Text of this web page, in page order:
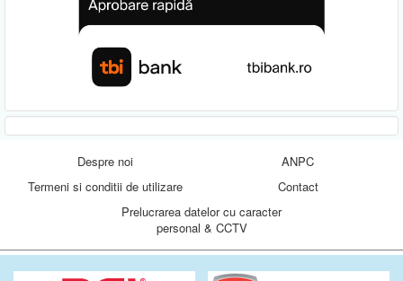
Despre noi
ANPC
Termeni si conditii de utilizare
Contact
Prelucrarea datelor cu caracter
personal & CCTV